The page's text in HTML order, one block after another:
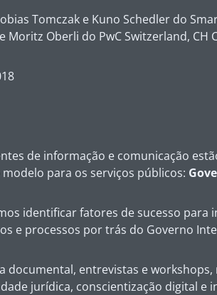
Tomczak e Kuno Schedler do
Moritz Oberli do PwC Switzerland,
de informação e comunicação
para os serviços públicos:
identificar fatores de sucesso
e processos por trás do Governo
documental, entrevistas e
jurídica, conscientização digital